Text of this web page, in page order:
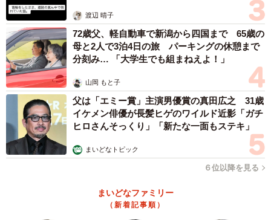
渡辺 晴子
72歳父、軽自動車で新潟から四国まで 65歳の
母と2人で3泊4日の旅 パーキングの休憩まで
分刻み… 「大学生でも組まねえよ！」
山岡 もと子
父は「エミー賞」主演男優賞の真田広之 31歳
イケメン俳優が長髪ヒゲのワイルド近影「ガチ
ヒロさんそっくり」「新たな一面もステキ」
まいどなトピック
６位以降を見る
まいどなファミリー
（新着記事順）